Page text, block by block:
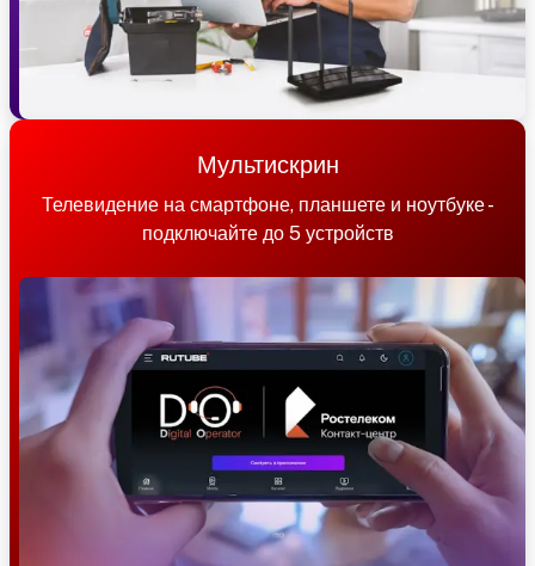
Мультискрин
Телевидение на смартфоне, планшете и ноутбуке -
подключайте до 5 устройств